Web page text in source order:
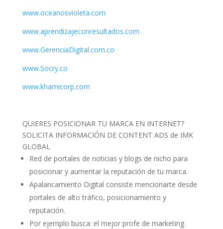
www.oceanosvioleta.com
www.aprendizajeconresultados.com
www.GerenciaDigital.com.co
www.Socry.co
www.khamicorp.com
QUIERES POSICIONAR TU MARCA EN INTERNET?
SOLICITA INFORMACIÓN DE CONTENT ADS de IMK
GLOBAL
Red de portales de noticias y blogs de nicho para
posicionar y aumentar la reputación de tu marca.
Apalancamiento Digital consiste mencionarte desde
portales de alto tráfico, posicionamiento y
reputación.
Por ejemplo busca: el mejor profe de marketing